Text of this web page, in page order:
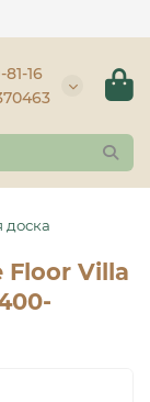
16
Villa